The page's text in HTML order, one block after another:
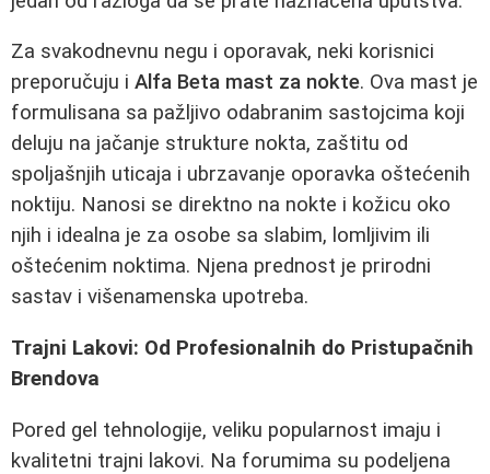
Za svakodnevnu negu i oporavak, neki korisnici
preporučuju i Alfa Beta mast za nokte. Ova mast je
formulisana sa pažljivo odabranim sastojcima koji
deluju na jačanje strukture nokta, zaštitu od
spoljašnjih uticaja i ubrzavanje oporavka oštećenih
noktiju. Nanosi se direktno na nokte i kožicu oko
njih i idealna je za osobe sa slabim, lomljivim ili
oštećenim noktima. Njena prednost je prirodni
sastav i višenamenska upotreba.
Trajni Lakovi: Od Profesionalnih do Pristupačnih
Brendova
Pored gel tehnologije, veliku popularnost imaju i
kvalitetni trajni lakovi. Na forumima su podeljena